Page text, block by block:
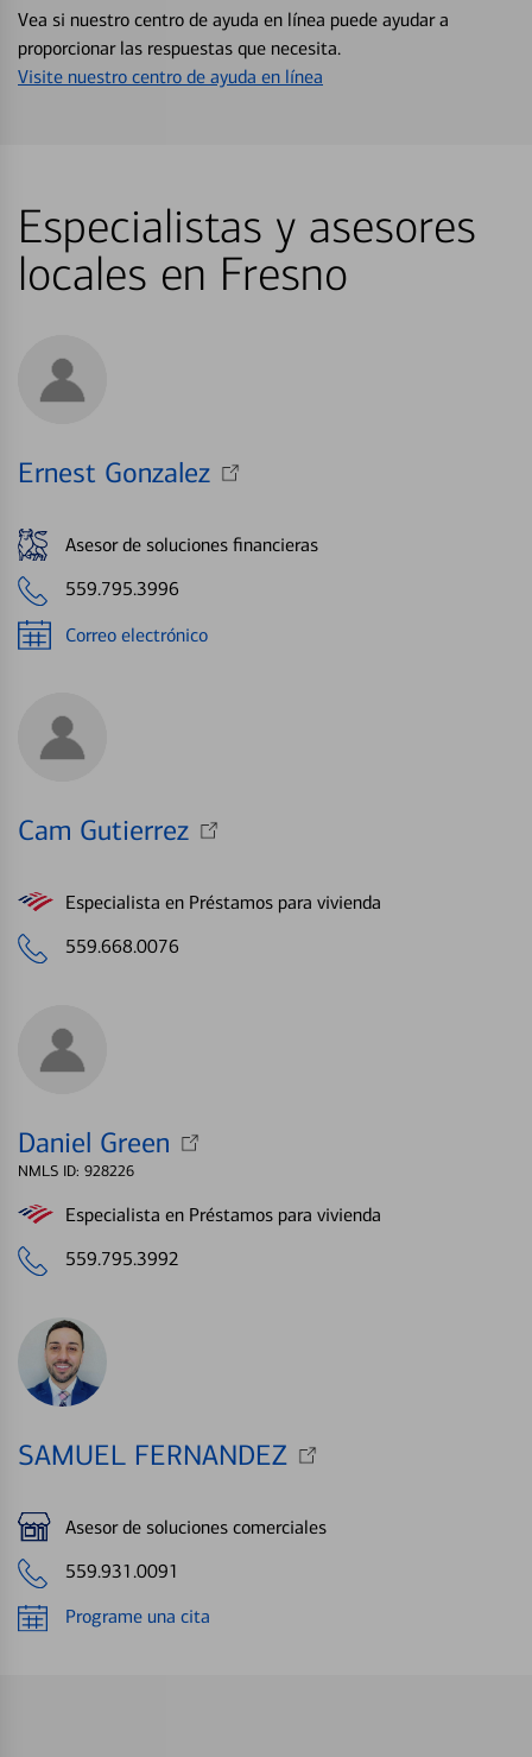
Vea si nuestro centro de ayuda en línea puede ayudar a
proporcionar las respuestas que necesita.
Visite nuestro centro de ayuda en línea
Especialistas y asesores
locales en Fresno
Ernest Gonzalez
Asesor de soluciones financieras
559.795.3996
Correo electrónico
Cam Gutierrez
Especialista en Préstamos para vivienda
559.668.0076
Daniel Green
NMLS ID: 928226
Especialista en Préstamos para vivienda
559.795.3992
SAMUEL FERNANDEZ
Asesor de soluciones comerciales
559.931.0091
Programe una cita